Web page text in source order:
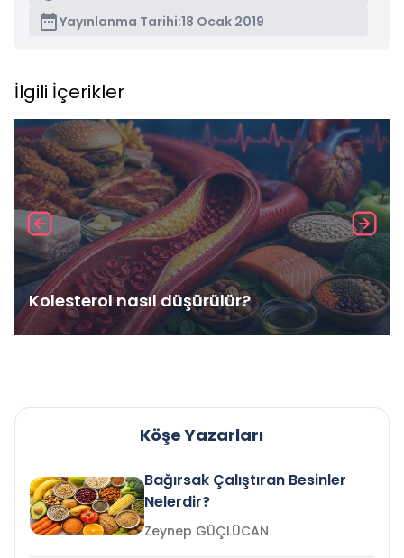
Yayınlanma Tarihi:18 Ocak 2019
İlgili İçerikler
Kolesterol nasıl düşürülür?
Köşe Yazarları
Bağırsak Çalıştıran Besinler
Nelerdir?
Zeynep GÜÇLÜCAN